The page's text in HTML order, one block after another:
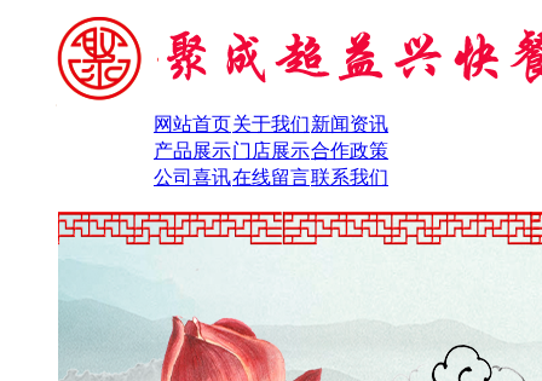
网站首页关于我们新闻资讯
产品展示门店展示合作政策
公司喜讯在线留言联系我们